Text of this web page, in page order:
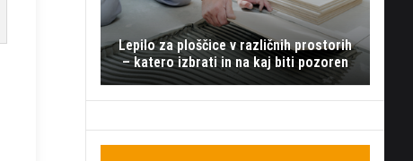
Lepilo za ploščice v različnih prostorih
– katero izbrati in na kaj biti pozoren